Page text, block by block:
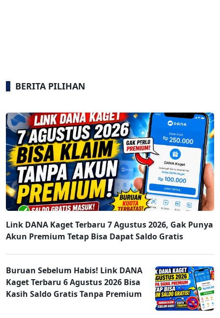
BERITA PILIHAN
Link DANA Kaget Terbaru 7 Agustus 2026, Gak Punya
Akun Premium Tetap Bisa Dapat Saldo Gratis
Buruan Sebelum Habis! Link DANA
Kaget Terbaru 6 Agustus 2026 Bisa
Kasih Saldo Gratis Tanpa Premium